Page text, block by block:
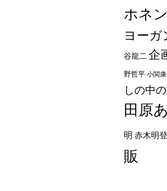
ホネ
ヨーガ
谷龍二 企
野哲平 小関
しの中
田原
明 赤木明登
販